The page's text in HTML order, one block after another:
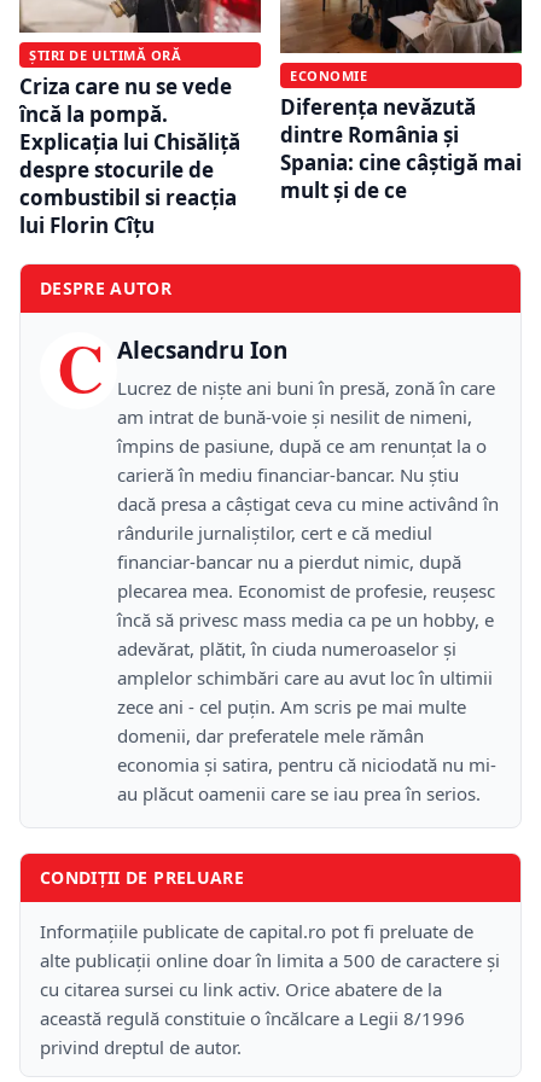
ȘTIRI DE ULTIMĂ ORĂ
Criza care nu se vede
încă la pompă.
Explicația lui Chisăliță
despre stocurile de
combustibil si reacția
lui Florin Cîțu
ECONOMIE
Diferența nevăzută
dintre România și
Spania: cine câștigă mai
mult și de ce
DESPRE AUTOR
C Alecsandru Ion
Lucrez de niște ani buni în presă, zonă în care
am intrat de bună-voie și nesilit de nimeni,
împins de pasiune, după ce am renunțat la o
carieră în mediu financiar-bancar. Nu știu
dacă presa a câștigat ceva cu mine activând în
rândurile jurnaliștilor, cert e că mediul
financiar-bancar nu a pierdut nimic, după
plecarea mea. Economist de profesie, reușesc
încă să privesc mass media ca pe un hobby, e
adevărat, plătit, în ciuda numeroaselor și
amplelor schimbări care au avut loc în ultimii
zece ani - cel puțin. Am scris pe mai multe
domenii, dar preferatele mele rămân
economia și satira, pentru că niciodată nu mi-
au plăcut oamenii care se iau prea în serios.
CONDIȚII DE PRELUARE
Informațiile publicate de capital.ro pot fi preluate de
alte publicații online doar în limita a 500 de caractere și
cu citarea sursei cu link activ. Orice abatere de la
această regulă constituie o încălcare a Legii 8/1996
privind dreptul de autor.